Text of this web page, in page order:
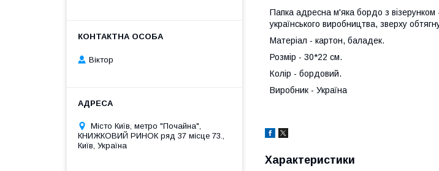
Папка адресна м'яка бордо з візерунком
українського виробництва, зверху
Матеріал - картон, баладек.
Розмір - 30*22 см.
Колір - бордовий.
Виробник - Україна
Характеристики
Віктор
Місто Київ, метро "Почайна",
КНИЖКОВИЙ РИНОК ряд 37 місце 73.,
Київ, Україна